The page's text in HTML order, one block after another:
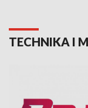
TECHNIKA I